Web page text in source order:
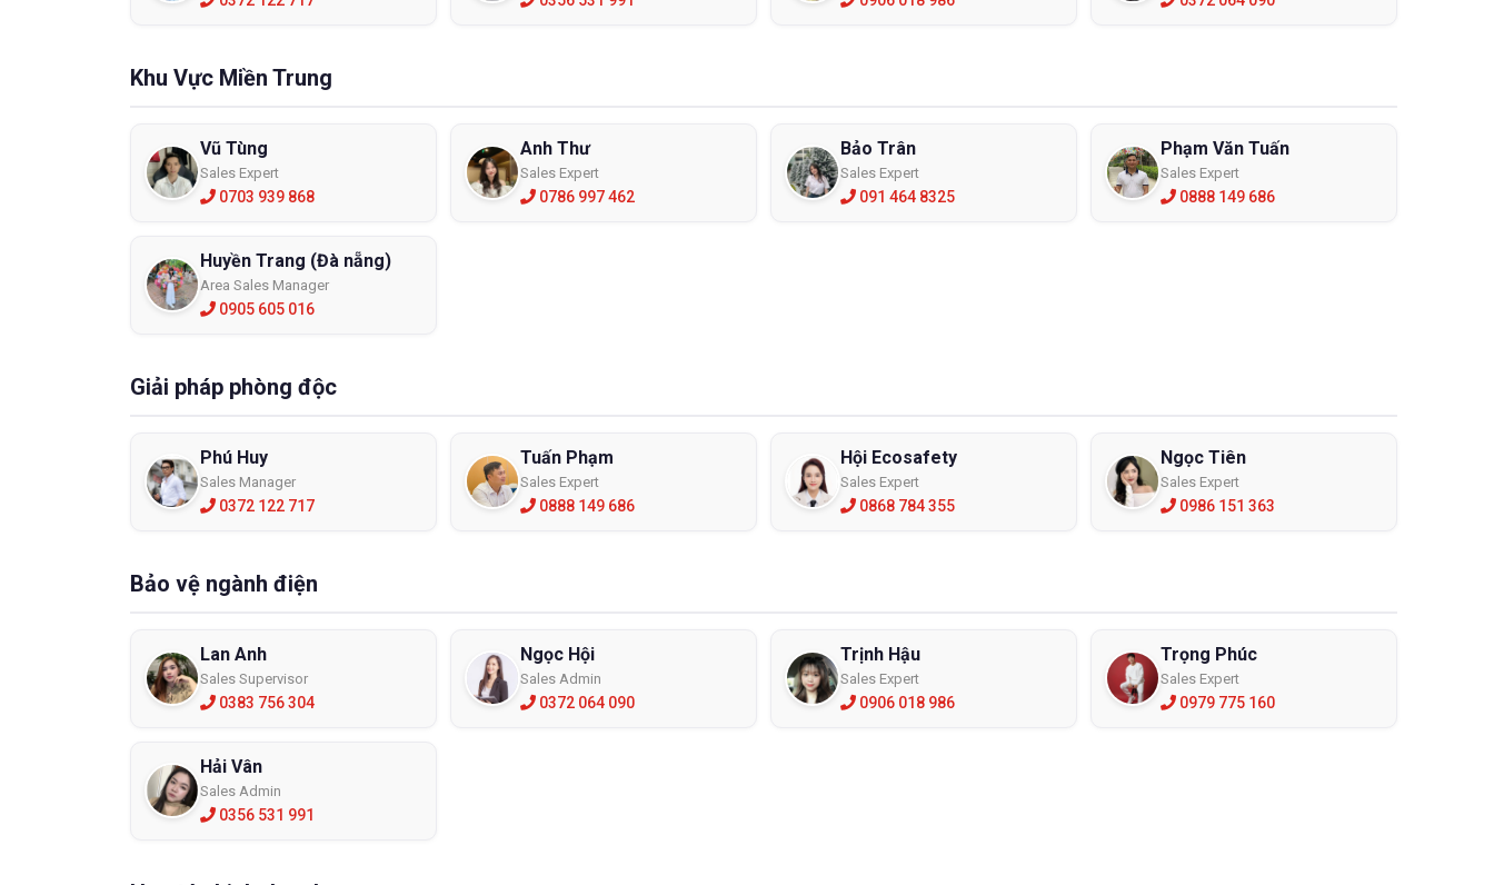
Kính bảo hộ chống bụi được phân phối bởi rất nhiều thương hiệu cùng các đặc điểm và đặc tính khác nhau. Do đó, người dùng cần
nổi tiếng như : kính bảo hộ chống bụi Honeywell, king’s, Sperian, 3M,….
Chất liệu
Mỗi một loại kính bảo hộ lao động chống bụi
của mỗi thương hiệu khác nhau sẽ có cấu tạo riêng biệt. Điều này giúp người dùng
phân biệt được thương hiệu cũng như tính năng của chúng. Nhưng lời khuyên cho bạn trong chọn mua kính bảo hộ chống bụi
chính là kính có cấu tạo gọng và tròng kính liền nhau
Tại sao lại vậy? Vì
có gọng và tròng kính liền nhau sẽ giúp giảm thiểu sự xô lệch và tách rời của kính khi bạn hoạt
Khu Vực Miền Trung
Vũ Tùng
Sales Expert
0703 939 868
Anh Thư
Sales Expert
0786 997 462
Bảo Trân
Sales Expert
091 464 8325
Phạm Văn Tuấn
Sales Expert
0888 149 686
Huyền Trang (Đà nẵng)
Area Sales Manager
0905 605 016
Giải pháp phòng độc
Phú Huy
Sales Manager
0372 122 717
Tuấn Phạm
Sales Expert
0888 149 686
Hội Ecosafety
Sales Expert
0868 784 355
Ngọc Tiên
Sales Expert
0986 151 363
Bảo vệ ngành điện
Lan Anh
Sales Supervisor
0383 756 304
Ngọc Hội
Sales Admin
0372 064 090
Trịnh Hậu
Sales Expert
0906 018 986
Trọng Phúc
Sales Expert
0979 775 160
Hải Vân
Sales Admin
0356 531 991